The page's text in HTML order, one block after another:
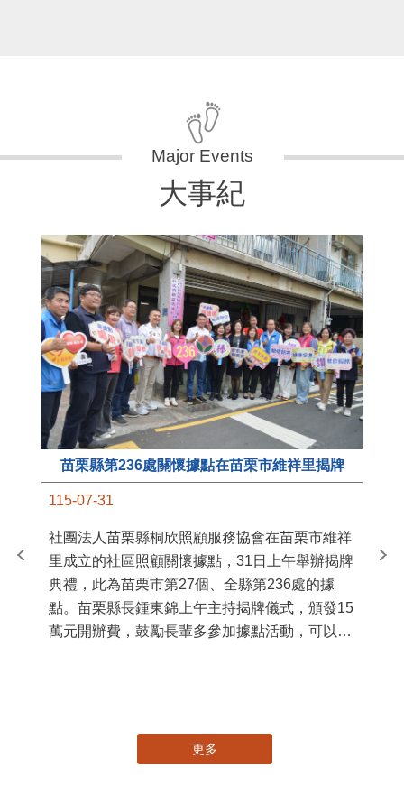
大事紀
苗栗縣第236處關懷據點在苗栗市維祥里揭牌
115-07-31
社團法人苗栗縣桐欣照顧服務協會在苗栗市維祥
里成立的社區照顧關懷據點，31日上午舉辦揭牌
典禮，此為苗栗市第27個、全縣第236處的據
點。苗栗縣長鍾東錦上午主持揭牌儀式，頒發15
萬元開辦費，鼓勵長輩多參加據點活動，可以更
苗
更多